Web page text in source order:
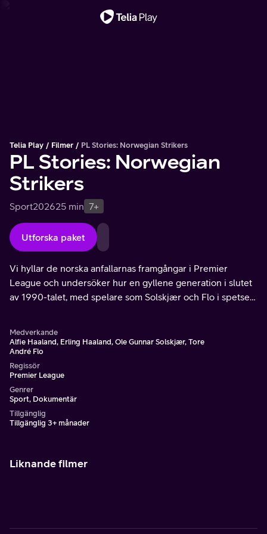
Telia Play Filmer PL Stories: Norwegian Strikers
PL Stories: Norwegian
Strikers
Sport202625 min 7+
Utforska paket
Vi hyllar de norska anfallarnas framgångar i Premier
League och undersöker hur en gyllene generation i slutet
av 1990-talet, med spelare som Solskjær och Flo i spetsen,
Medverkande
Alfie Haaland, Erling Haaland, Ole Gunnar Solskjær, Tore
André Flo
Regissör
Premier League
Genrer
Sport, Dokumentär
Tillgänglig
Tillgänglig 3+ månader
Liknande filmer